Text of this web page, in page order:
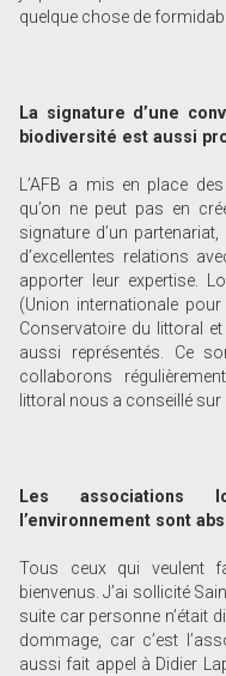
quelque chose de
La signature d’une
biodiversité est aussi
L’AFB a mis en place
qu’on ne peut pas en
signature d’un
d’excellentes relations
apporter leur expertise.
(Union internationale
Conservatoire du littoral
aussi représentés. Ce
collaborons
littoral nous a conseillé sur
Les associations
l’environnement sont
Tous ceux qui veulent
bienvenus. J’ai sollicité
suite car personne n’était
dommage, car c’est
aussi fait appel à Didier